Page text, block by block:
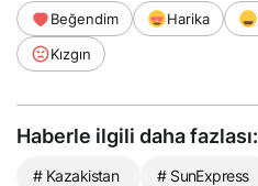
Beğendim Harika
Kızgın
Haberle ilgili daha fazlası:
# Kazakistan # SunExpress